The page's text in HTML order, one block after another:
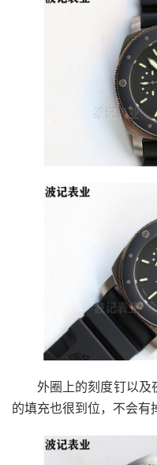
外圈上的刻度钉以及
的填充也很到位，不会有